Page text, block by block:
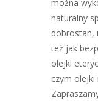
można
naturalny
dobrostan,
też jak
olejki
czym olejki